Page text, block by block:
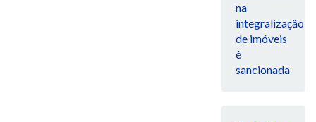
na
integralização
de imóveis
é
sancionada